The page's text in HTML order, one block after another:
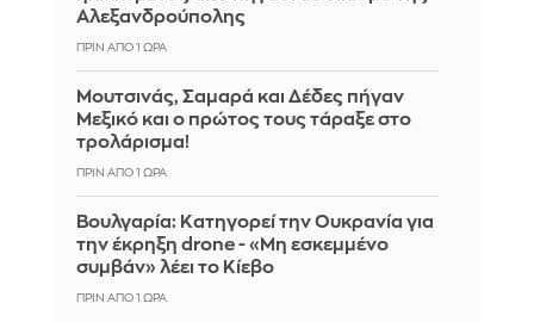
Αλεξανδρούπολης
ΠΡΙΝ ΑΠΌ 1 ΏΡΑ
Μουτσινάς, Σαμαρά και Δέδες πήγαν
Μεξικό και ο πρώτος τους τάραξε στο
τρολάρισμα!
ΠΡΙΝ ΑΠΌ 1 ΏΡΑ
Βουλγαρία: Κατηγορεί την Ουκρανία για
την έκρηξη drone - «Μη εσκεμμένο
συμβάν» λέει το Κίεβο
ΠΡΙΝ ΑΠΌ 1 ΏΡΑ